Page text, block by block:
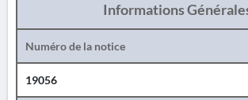
Informations
Numéro de la notice
19056